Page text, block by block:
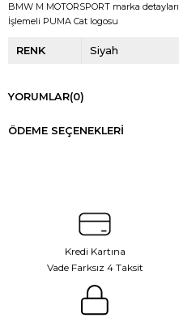
BMW M MOTORSPORT marka detayları
İşlemeli PUMA Cat logosu
RENK Siyah
YORUMLAR(0)
ÖDEME SEÇENEKLERI
Kredi Kartına
Vade Farksız 4 Taksit